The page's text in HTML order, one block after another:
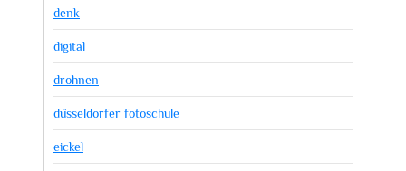
denk
digital
drohnen
düsseldorfer fotoschule
eickel